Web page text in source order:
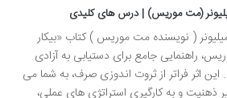
(مت موریس) | درس های کلیدی
( نویسنده مت موریس ) کتاب «بیکار
راهنمایی جامع برای دستیابی به آزادی
اثر فراتر از ثروت اندوزی صرف، به شما می
ذهنیت و به کارگیری استراتژی های عملی،